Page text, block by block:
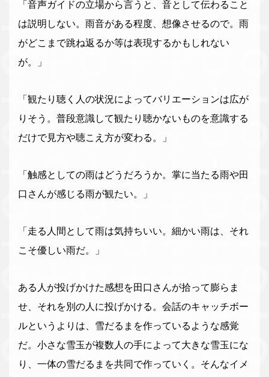
「音声ガイドの立場から言うと、音として伝わること
は説明しない。雨音がある程度、想像させるので。雨
がどこまで跳ね返るか等は表現するかもしれない
が。」
「観たり聴く人の状況によってバリエーションは広が
りそう。普段意識して観たり聴かないものを意識する
だけで見方や聴こえ方が変わる。」
「触感としての雨はどうだろうか。掌に当たる雨や田
口さんが感じる雨が観たい。」
「走る人間として雨は気持ちいい。細かい雨は、それ
こそ優しい雨だ。」
ある人が投げかけた感想を田口さんが拾って膨らま
せ、それを別の人に投げかける。会話のキャッチボー
ルというよりは、雪だるまを作っているような感覚
だ。小さな雪玉が複数人の手によって大きな雪玉にな
り、一体の雪だるまを共同で作っていく。そんなイメ